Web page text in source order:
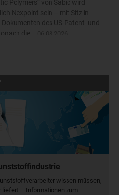
Polymers“ von Sabic wird
Nexpoint sein – mit Sitz in
des US-Patent- und
die...
wissen müssen,
liefert – Informationen zum